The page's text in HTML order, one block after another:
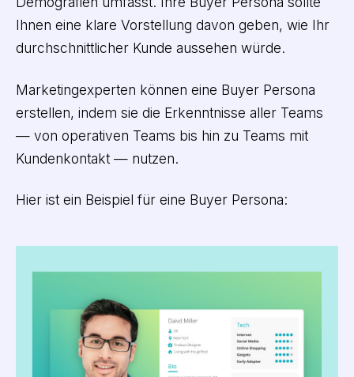
Ihnen eine klare Vorstellung davon geben, wie Ihr
durchschnittlicher Kunde aussehen würde.
Marketingexperten können eine Buyer Persona
erstellen, indem sie die Erkenntnisse aller Teams
— von operativen Teams bis hin zu Teams mit
Kundenkontakt — nutzen.
Hier ist ein Beispiel für eine Buyer Persona: